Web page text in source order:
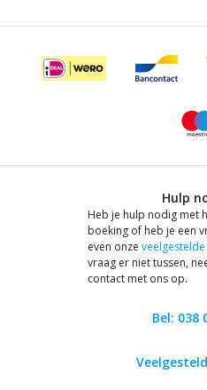
Hulp
Heb je hulp nodig met
boeking of heb je een
even onze
vraag er niet tussen,
contact met ons op.
Bel: 038